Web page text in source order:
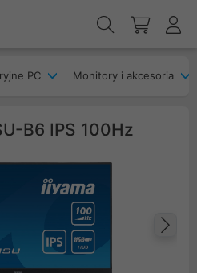
PC Monitory i akcesoria
B6 IPS 100Hz